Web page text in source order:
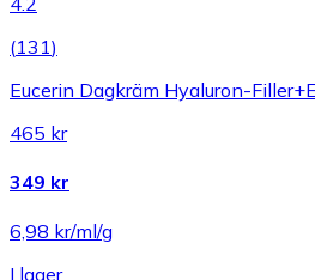
(131)
Eucerin Dagkräm Hyaluron-
465 kr
349 kr
6,98 kr/ml/g
I lager